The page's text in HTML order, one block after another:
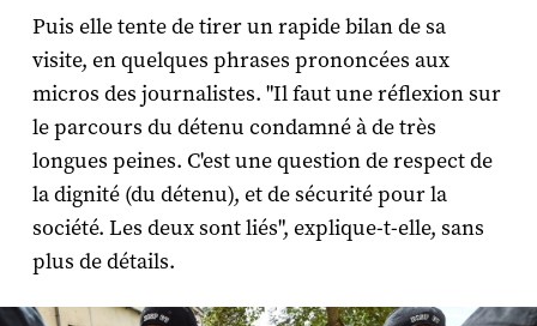
Puis elle tente de tirer un rapide bilan de sa
visite, en quelques phrases prononcées aux
micros des journalistes. "Il faut une réflexion sur
le parcours du détenu condamné à de très
longues peines. C'est une question de respect de
la dignité (du détenu), et de sécurité pour la
société. Les deux sont liés", explique-t-elle, sans
plus de détails.